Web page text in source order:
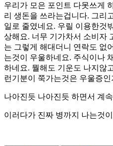
우리가 모은 포인트 다못쓰게
리 생돈을 쓰라는겁니다. 그리
일로 줄였네요. 우릴 이용한것
상해요. 너무 기가차서 소비자
는 그렇게 해대더니 연락도 없
는것이 우울하네요. 주식이나
하네요. 뭘해도 기운도 나지않
런기분이 쭉가는것은 우울증인
나아진듯 나아진듯 하면서 계
이러다가 진짜 병까지 나는것